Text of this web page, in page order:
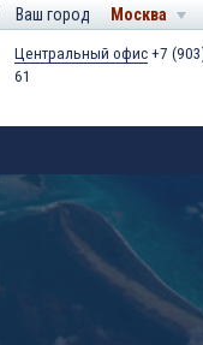
Ваш город Москва
Центральный офис+7
61